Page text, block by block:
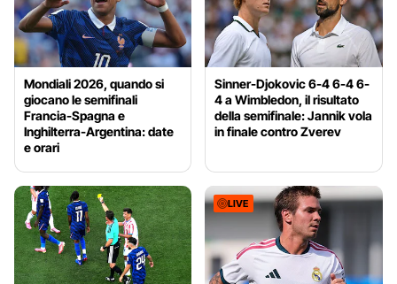
Mondiali 2026, quando si
giocano le semifinali
Francia-Spagna e
Inghilterra-Argentina: date
e orari
Sinner-Djokovic 6-4 6-4 6-
4 a Wimbledon, il risultato
della semifinale: Jannik vola
in finale contro Zverev
LIVE